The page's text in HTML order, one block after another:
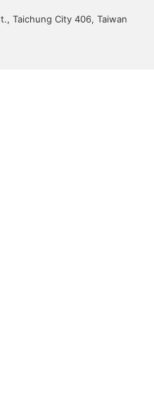
Taichung City 406, Taiwan